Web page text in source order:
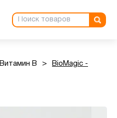
Витамин B >
BioMagic -